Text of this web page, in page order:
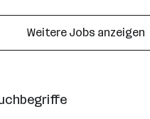
Weitere Jobs anzeigen